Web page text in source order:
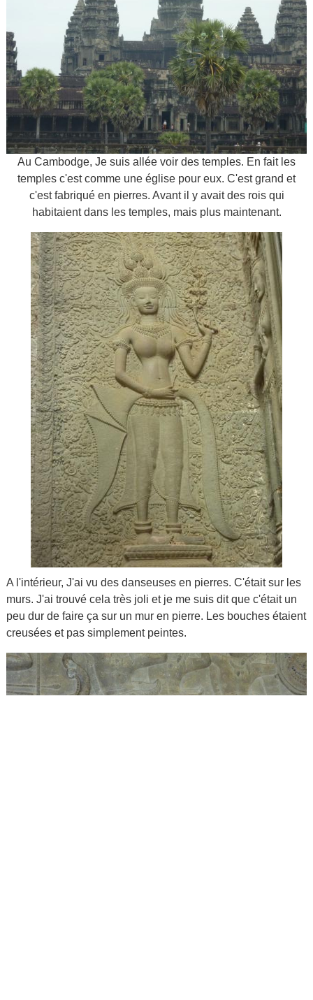
Au Cambodge, Je suis allée voir des temples. En fait les
temples c'est comme une église pour eux. C'est grand et
c'est fabriqué en pierres. Avant il y avait des rois qui
habitaient dans les temples, mais plus maintenant.
A l'intérieur, J'ai vu des danseuses en pierres. C'était sur les
murs. J'ai trouvé cela très joli et je me suis dit que c'était un
peu dur de faire ça sur un mur en pierre. Les bouches étaient
creusées et pas simplement peintes.